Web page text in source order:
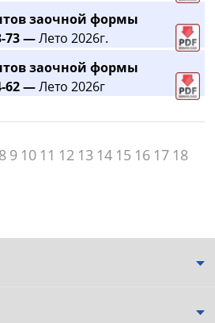
заочной формы
73 —Лето 2026г.
заочной формы
62 —Лето 2026г
8 9 10 11 12 13 14 15 16 17 18